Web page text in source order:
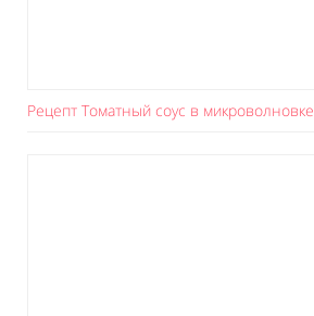
Рецепт Томатный соус в микроволновке